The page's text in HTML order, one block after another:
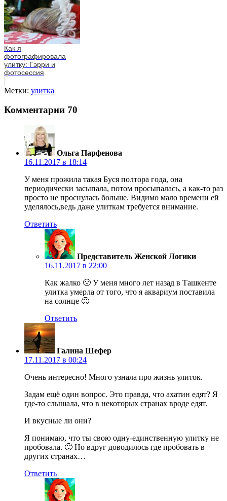
Как я
фотографировала
улитку: Гэрри и
фотосессия
Метки: улитка
Комментарии 70
Ольга Парфенова
16.11.2017 в 18:14
У меня прожила такая Буся полтора года, она
периодически засыпала, потом просыпалась, а как-то раз
просто не проснулась больше. Видимо мало времени ей
уделялось,ведь даже улиткам требуется внимание.
Ответить
Представитель Женской Логики
16.11.2017 в 22:00
Как жалко 🙁 У меня много лет назад в Ташкенте
улитка умерла от того, что я аквариум поставила
на солнце 🙁
Ответить
Галина Шефер
17.11.2017 в 00:24
Очень интересно! Много узнала про жизнь улиток.
Задам ещё один вопрос. Это правда, что ахатин едят? Я
где-то слышала, что в некоторых странах вроде едят.
И вкусные ли они?
Я понимаю, что ты свою одну-единственную улитку не
пробовала. 🙂 Но вдруг доводилось где пробовать в
других странах…
Ответить